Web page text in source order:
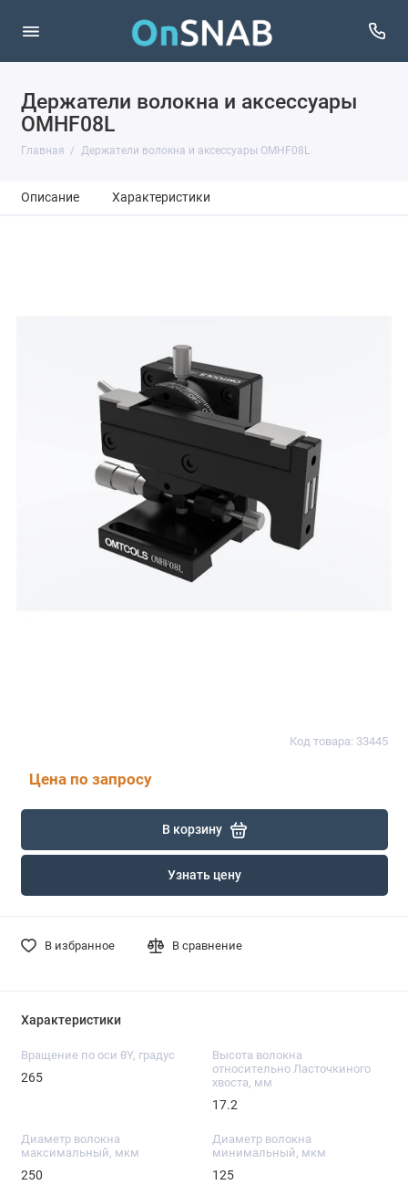
Держатели волокна и аксессуары
OMHF08L
Главная Держатели волокна и аксессуары OMHF08L
Описание Характеристики
Код товара: 33445
Цена по запросу
В корзину
Узнать цену
В избранное В сравнение
Характеристики
Вращение по оси θY, градус
265
Высота волокна
относительно Ласточкиного
хвоста, мм
17.2
Диаметр волокна
максимальный, мкм
250
Диаметр волокна
минимальный, мкм
125